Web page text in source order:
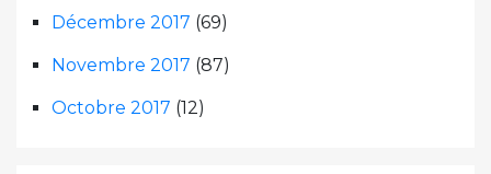
Décembre 2017 (69)
Novembre 2017 (87)
Octobre 2017 (12)